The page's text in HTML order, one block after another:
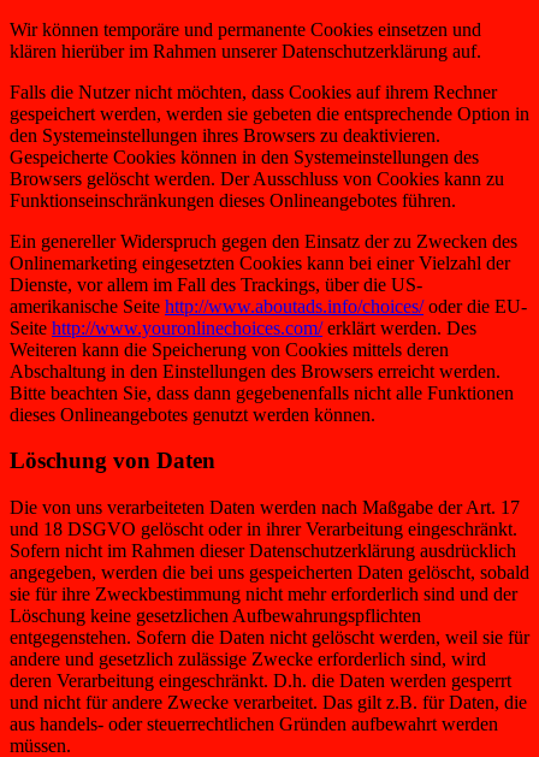
Wir können temporäre und permanente Cookies einsetzen und
klären hierüber im Rahmen unserer Datenschutzerklärung auf.
Falls die Nutzer nicht möchten, dass Cookies auf ihrem Rechner
gespeichert werden, werden sie gebeten die entsprechende Option in
den Systemeinstellungen ihres Browsers zu deaktivieren.
Gespeicherte Cookies können in den Systemeinstellungen des
Browsers gelöscht werden. Der Ausschluss von Cookies kann zu
Funktionseinschränkungen dieses Onlineangebotes führen.
Ein genereller Widerspruch gegen den Einsatz der zu Zwecken des
Onlinemarketing eingesetzten Cookies kann bei einer Vielzahl der
Dienste, vor allem im Fall des Trackings, über die US-
amerikanische Seite http://www.aboutads.info/choices/oder die EU-
Seite http://www.youronlinechoices.com/erklärt werden. Des
Weiteren kann die Speicherung von Cookies mittels deren
Abschaltung in den Einstellungen des Browsers erreicht werden.
Bitte beachten Sie, dass dann gegebenenfalls nicht alle Funktionen
dieses Onlineangebotes genutzt werden können.
Löschung von Daten
Die von uns verarbeiteten Daten werden nach Maßgabe der Art. 17
und 18 DSGVO gelöscht oder in ihrer Verarbeitung eingeschränkt.
Sofern nicht im Rahmen dieser Datenschutzerklärung ausdrücklich
angegeben, werden die bei uns gespeicherten Daten gelöscht, sobald
sie für ihre Zweckbestimmung nicht mehr erforderlich sind und der
Löschung keine gesetzlichen Aufbewahrungspflichten
entgegenstehen. Sofern die Daten nicht gelöscht werden, weil sie für
andere und gesetzlich zulässige Zwecke erforderlich sind, wird
deren Verarbeitung eingeschränkt. D.h. die Daten werden gesperrt
und nicht für andere Zwecke verarbeitet. Das gilt z.B. für Daten, die
aus handels- oder steuerrechtlichen Gründen aufbewahrt werden
müssen.